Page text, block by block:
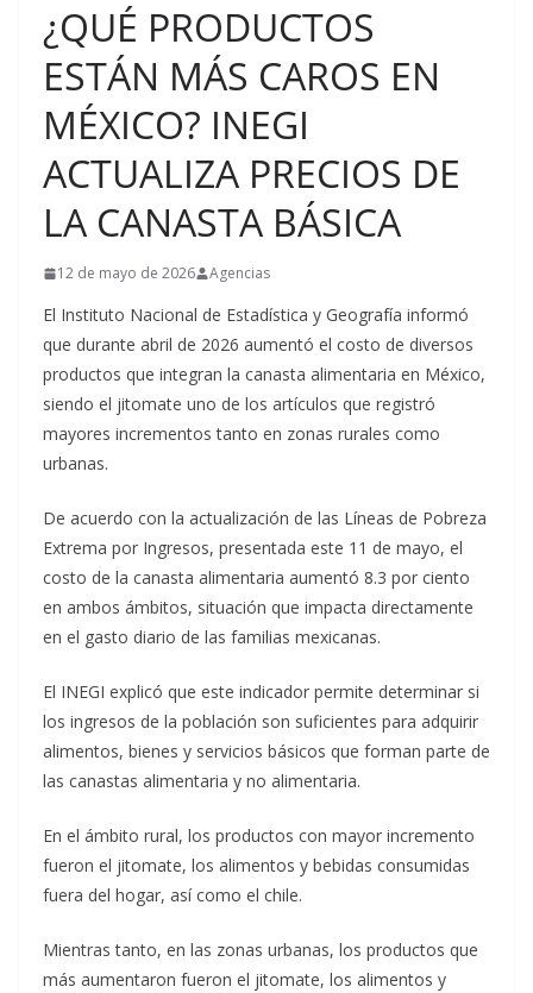
¿QUÉ PRODUCTOS
ESTÁN MÁS CAROS EN
MÉXICO? INEGI
ACTUALIZA PRECIOS DE
LA CANASTA BÁSICA
12 de mayo de 2026 Agencias
El Instituto Nacional de Estadística y Geografía informó
que durante abril de 2026 aumentó el costo de diversos
productos que integran la canasta alimentaria en México,
siendo el jitomate uno de los artículos que registró
mayores incrementos tanto en zonas rurales como
urbanas.
De acuerdo con la actualización de las Líneas de Pobreza
Extrema por Ingresos, presentada este 11 de mayo, el
costo de la canasta alimentaria aumentó 8.3 por ciento
en ambos ámbitos, situación que impacta directamente
en el gasto diario de las familias mexicanas.
El INEGI explicó que este indicador permite determinar si
los ingresos de la población son suficientes para adquirir
alimentos, bienes y servicios básicos que forman parte de
las canastas alimentaria y no alimentaria.
En el ámbito rural, los productos con mayor incremento
fueron el jitomate, los alimentos y bebidas consumidas
fuera del hogar, así como el chile.
Mientras tanto, en las zonas urbanas, los productos que
más aumentaron fueron el jitomate, los alimentos y